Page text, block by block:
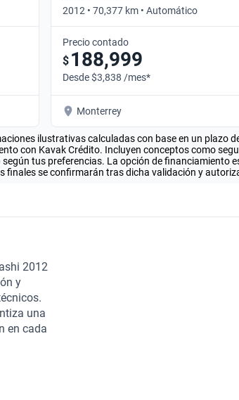
2012 • 70,377 km • Automático
Precio contado
$ 188,999
Desde $3,838 /mes*
Monterrey
ilustrativas calculadas con base en un plazo
con Kavak Crédito. Incluyen conceptos como
tus preferencias. La opción de financiamiento
finales se confirmarán tras dicha validación y
2012
y
una
en cada
el
tu